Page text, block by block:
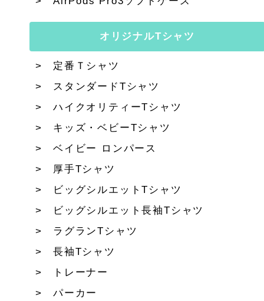
オリジナルTシャツ
定番Ｔシャツ
スタンダードTシャツ
ハイクオリティーTシャツ
キッズ・ベビーTシャツ
ベイビー ロンパース
厚手Tシャツ
ビッグシルエットTシャツ
ビッグシルエット長袖Tシャツ
ラグランTシャツ
長袖Tシャツ
トレーナー
パーカー